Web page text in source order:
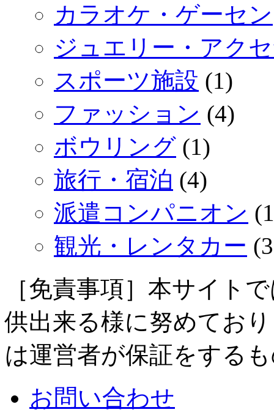
カラオケ・ゲーセン
ジュエリー・アク
スポーツ施設 (1)
ファッション (4)
ボウリング (1)
旅行・宿泊 (4)
派遣コンパニオン
観光・レンタカー
［免責事項］本サイト
供出来る様に努めてお
は運営者が保証をする
お問い合わせ